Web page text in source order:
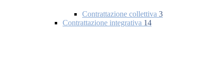
Contrattazione collettiva 3
Contrattazione integrativa 14